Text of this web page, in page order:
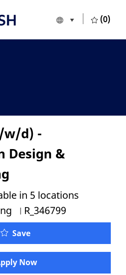
Language
English (0)
w/d) -
Design &
in 5 locations
Job Id
R_346799
SavePrincipal (m/w/d) -
Now